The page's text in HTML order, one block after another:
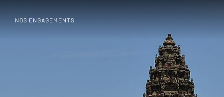
NOS ENGAGEMENTS